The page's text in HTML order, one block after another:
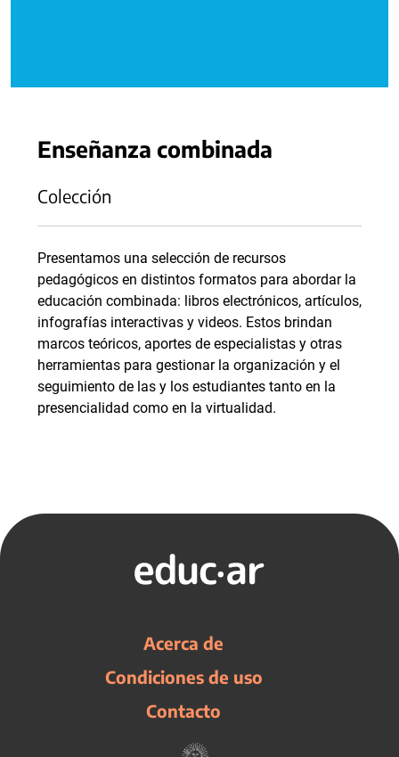
Enseñanza combinada
Colección
Presentamos una selección de recursos
pedagógicos en distintos formatos para abordar la
educación combinada: libros electrónicos, artículos,
infografías interactivas y videos. Estos brindan
marcos teóricos, aportes de especialistas y otras
herramientas para gestionar la organización y el
seguimiento de las y los estudiantes tanto en la
presencialidad como en la virtualidad.
Acerca de
Condiciones de uso
Contacto